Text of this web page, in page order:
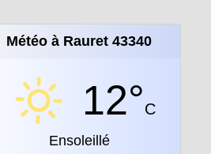
Météo à Rauret 43340
12°C
Ensoleillé